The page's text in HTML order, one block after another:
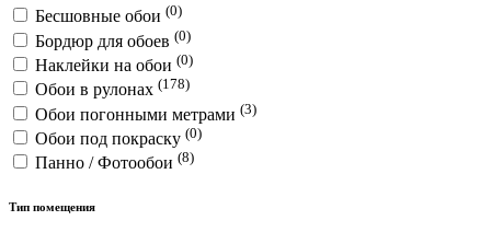
Бесшовные обои (0)
Бордюр для обоев (0)
Наклейки на обои (0)
Обои в рулонах (178)
Обои погонными метрами (3)
Обои под покраску (0)
Панно / Фотообои (8)
Тип помещения